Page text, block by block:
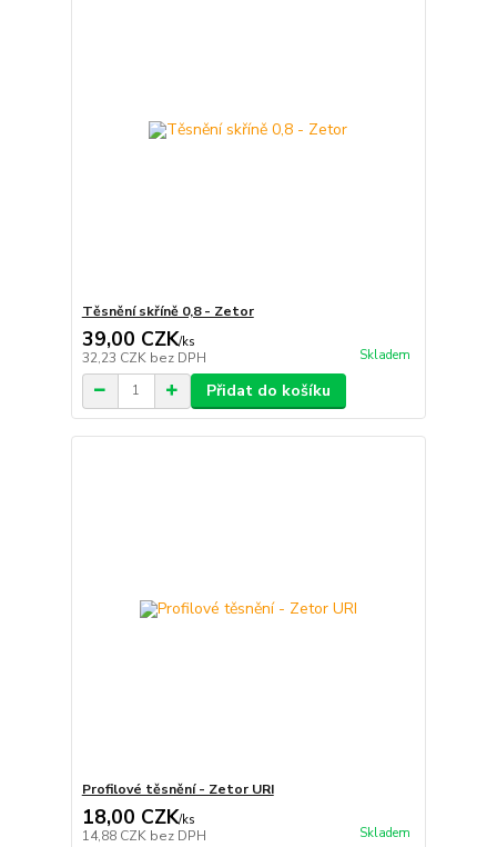
Těsnění skříně 0,8 - Zetor
39,00 CZK/ks
32,23 CZK bez DPH Skladem
Přidat do košíku
Profilové těsnění - Zetor URI
18,00 CZK/ks
14,88 CZK bez DPH Skladem